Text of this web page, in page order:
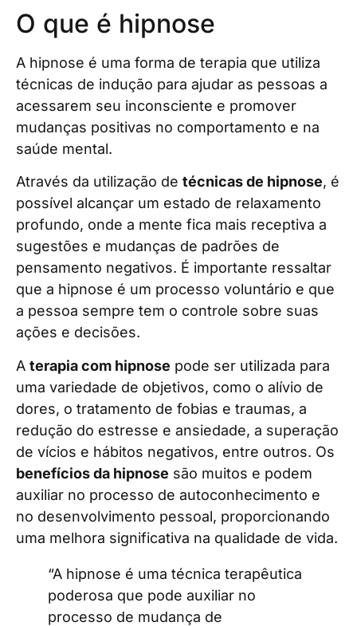
O que é hipnose
A hipnose é uma forma de terapia que utiliza
técnicas de indução para ajudar as pessoas a
acessarem seu inconsciente e promover
mudanças positivas no comportamento e na
saúde mental.
Através da utilização de técnicas de hipnose, é
possível alcançar um estado de relaxamento
profundo, onde a mente fica mais receptiva a
sugestões e mudanças de padrões de
pensamento negativos. É importante ressaltar
que a hipnose é um processo voluntário e que
a pessoa sempre tem o controle sobre suas
ações e decisões.
A terapia com hipnose pode ser utilizada para
uma variedade de objetivos, como o alívio de
dores, o tratamento de fobias e traumas, a
redução do estresse e ansiedade, a superação
de vícios e hábitos negativos, entre outros. Os
benefícios da hipnose são muitos e podem
auxiliar no processo de autoconhecimento e
no desenvolvimento pessoal, proporcionando
uma melhora significativa na qualidade de vida.
“A hipnose é uma técnica terapêutica
poderosa que pode auxiliar no
processo de mudança de